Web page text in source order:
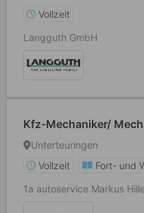
Vollzeit
Langguth GmbH
Kfz-Mechaniker/
Unterteuringen
Vollzeit
Fort- und
1a autoservice Markus